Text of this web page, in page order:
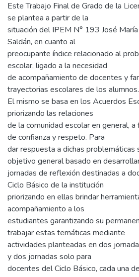
Este Trabajo Final de Grado de la
se plantea a partir de la
situación del IPEM N° 193 José
Saldán, en cuanto al
preocupante índice relacionado al
escolar, ligado a la necesidad
de acompañamiento de docentes y
trayectorias escolares de los alumnos.
El mismo se basa en los Acuerdos
priorizando las relaciones
de la comunidad escolar en general,
de confianza y respeto. Para
dar respuesta a dichas problemáticas
objetivo general basado en
jornadas de reflexión destinadas a
Ciclo Básico de la institución
priorizando en ellas brindar
acompañamiento a los
estudiantes garantizando su
trabajar estas temáticas mediante
actividades planteadas en dos
y dos jornadas solo para
docentes del Ciclo Básico, cada una